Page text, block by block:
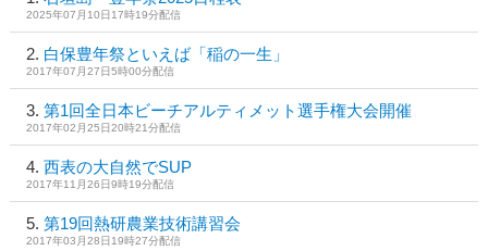
2025年07月10日17時19分配信
白保豊年祭といえば「稲の一生」
2017年07月27日5時00分配信
第1回全日本ビーチアルティメット選手権大会開催
2017年02月25日20時21分配信
西表の大自然でSUP
2017年11月26日9時19分配信
第19回熱研農業技術講習会
2017年03月28日19時27分配信